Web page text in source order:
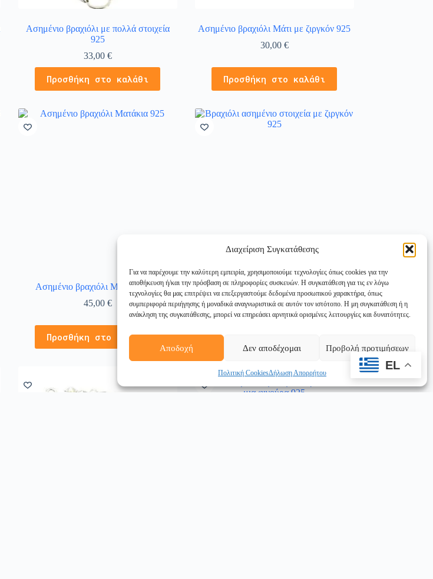
Διαχείριση Συγκατάθεσης
Για να παρέχουμε την καλύτερη εμπειρία, χρησιμοποιούμε τεχνολογίες όπως cookies για την
αποθήκευση ή/και την πρόσβαση σε πληροφορίες συσκευών. Η συγκατάθεση για τις εν λόγω
τεχνολογίες θα μας επιτρέψει να επεξεργαστούμε δεδομένα προσωπικού χαρακτήρα, όπως
συμπεριφορά περιήγησης ή μοναδικά αναγνωριστικά σε αυτόν τον ιστότοπο. Η μη συγκατάθεση ή η
ανάκληση της συγκατάθεσης, μπορεί να επηρεάσει αρνητικά ορισμένες λειτουργίες και δυνατότητες.
Αποδοχή Δεν αποδέχομαι Προβολή προτιμήσεων
Πολιτική CookiesΔήλωση Απορρήτου
Ασημένιο βραχιόλι με πολλά στοιχεία
925
33,00 €
Προσθήκη στο καλάθι
Ασημένιο βραχιόλι Μάτι με ζιργκόν 925
30,00 €
Προσθήκη στο καλάθι
Ασημένιο βραχιόλι Ματάκια 925
45,00 €
Προσθήκη στο καλάθι
Βραχιόλι ασημένιο στοιχεία με ζιργκόν
925
58,00€
Προσθήκη στο καλάθι
EL